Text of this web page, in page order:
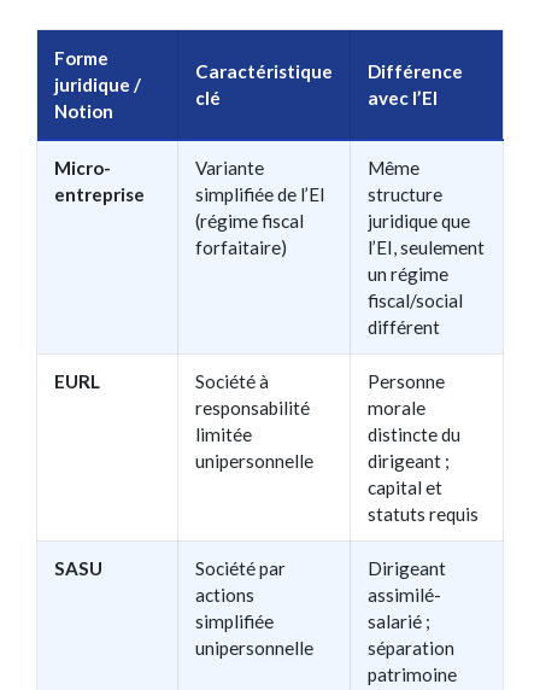
Forme
juridique /
Notion
Caractéristique
clé
Différence
avec l’EI
Micro-
entreprise
Variante
simplifiée de l’EI
(régime fiscal
forfaitaire)
Même
structure
juridique que
l’EI, seulement
un régime
fiscal/social
différent
EURL
Société à
responsabilité
limitée
unipersonnelle
Personne
morale
distincte du
dirigeant ;
capital et
statuts requis
SASU
Société par
actions
simplifiée
unipersonnelle
Dirigeant
assimilé-
salarié ;
séparation
patrimoine